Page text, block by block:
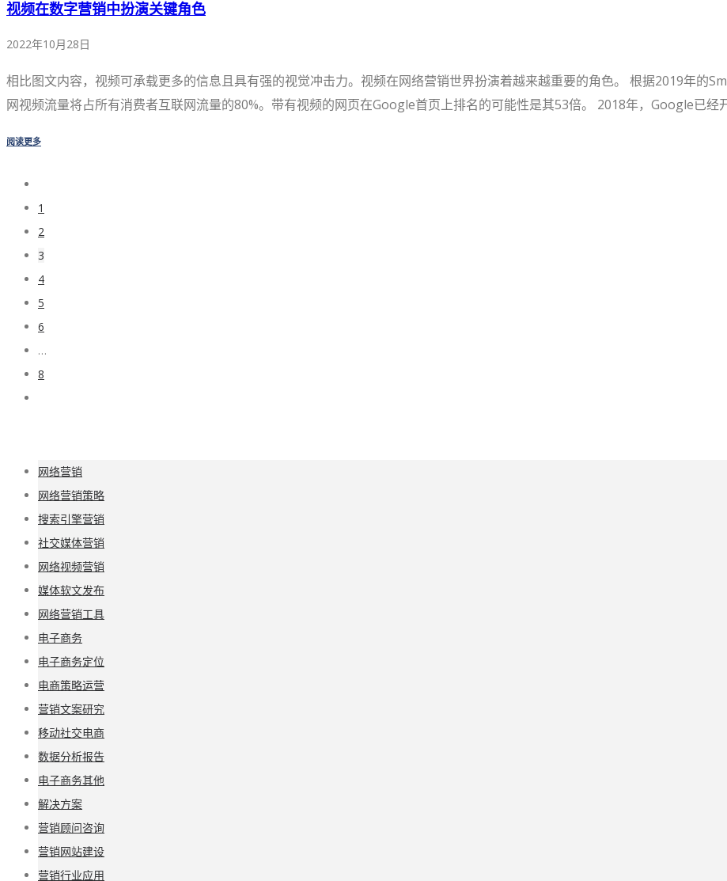
视频在数字营销中扮演关键角色
2022年10月28日
相比图文内容，视频可承载更多的信息且具有强的视觉冲击力。视频在网络营销世界扮演着越来越重要的角色。 根据2019年的
网视频流量将占所有消费者互联网流量的80%。带有视频的网页在Google首页上排名的可能性是其53倍。 2018年，Google已经
阅读更多
1
2
3
4
5
6
…
8
网络营销
网络营销策略
搜索引擎营销
社交媒体营销
网络视频营销
媒体软文发布
网络营销工具
电子商务
电子商务定位
电商策略运营
营销文案研究
移动社交电商
数据分析报告
电子商务其他
解决方案
营销顾问咨询
营销网站建设
营销行业应用